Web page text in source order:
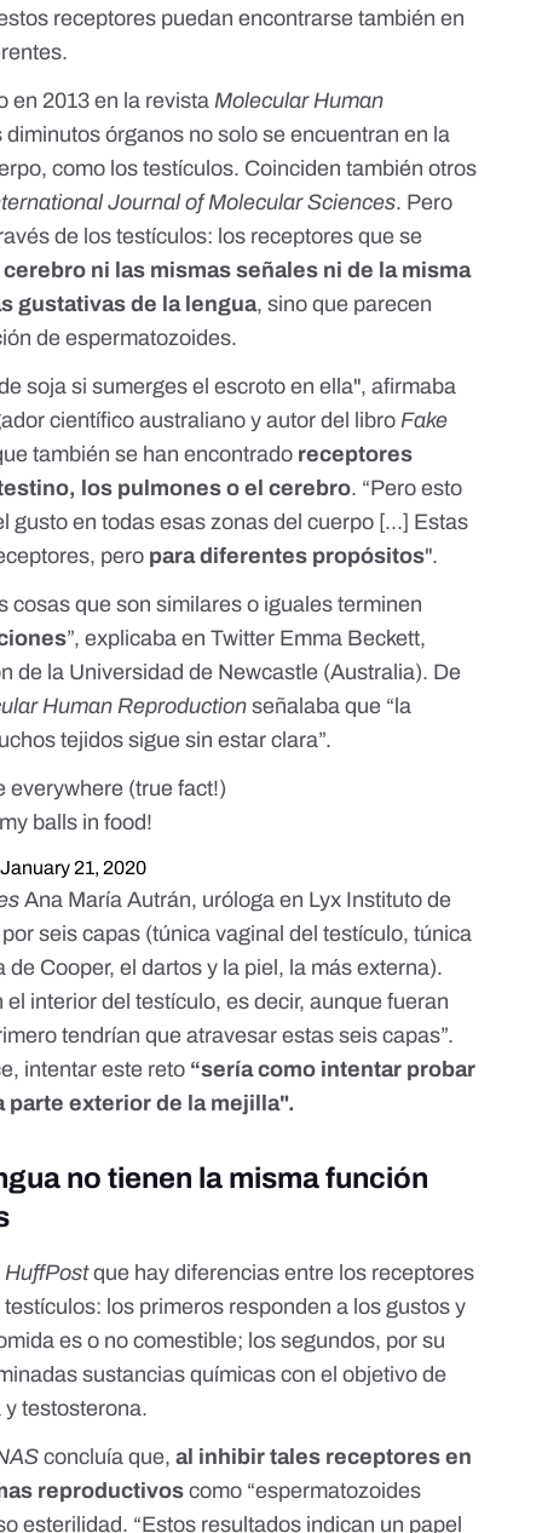
receptores puedan encontrarse también en
en 2013 en la revistaMolecular Human
órganos no solo se encuentran en la
como los testículos. Coinciden también otros
Journal of Molecular Sciences. Pero
de los testículos: los receptores que se
ni las mismas señales ni de la misma
gustativas de la lengua, sino que parecen
de espermatozoides.
soja si sumerges el escroto en ella", afirmaba
científico australiano y autor del libroFake
también se han encontrado receptores
los pulmones o el cerebro. “Pero esto
gusto en todas esas zonas del cuerpo [...] Estas
pero para diferentes propósitos".
cosas que son similares o iguales terminen
”,explicaba en Twitter Emma Beckett,
de la Universidad de Newcastle (Australia). De
Human Reproduction señalaba que “la
tejidos sigue sin estar clara”.
everywhere (true fact!)
balls in food!
January 21, 2020
Ana María Autrán, uróloga en Lyx Instituto de
seis capas (túnica vaginal del testículo, túnica
Cooper, el dartos y la piel, la más externa).
interior del testículo, es decir, aunque fueran
tendrían que atravesar estas seis capas”.
, intentar este reto “sería como intentar probar
parte exterior de la mejilla".
no tienen la misma función
HuffPostque hay diferencias entre los receptores
los primeros responden a los gustos y
es o no comestible; los segundos, por su
sustancias químicas con el objetivo de
testosterona.
concluía que,al inhibir tales receptores en
reproductivos como “espermatozoides
esterilidad. “Estos resultados indican un papel